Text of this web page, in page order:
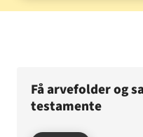
MINERYDNING
KLIMA
Få arvefolder og
testamente